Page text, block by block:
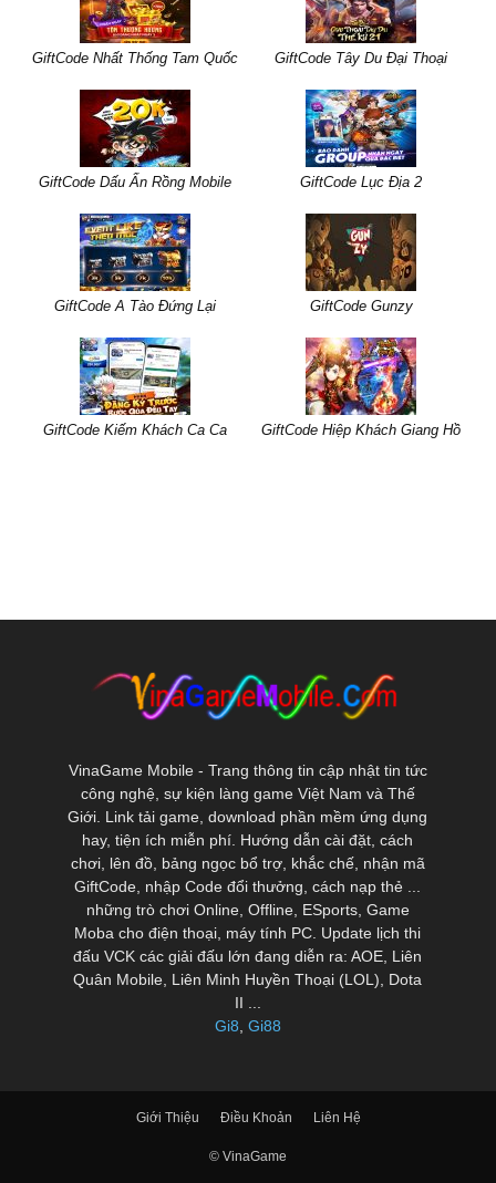
GiftCode Nhất Thống Tam Quốc GiftCode Tây Du Đại Thoại
GiftCode Dấu Ấn Rồng Mobile GiftCode Lục Địa 2
GiftCode A Tào Đứng Lại GiftCode Gunzy
GiftCode Kiếm Khách Ca Ca GiftCode Hiệp Khách Giang Hồ
VinaGame Mobile - Trang thông tin cập nhật tin tức
công nghệ, sự kiện làng game Việt Nam và Thế
Giới. Link tải game, download phần mềm ứng dụng
hay, tiện ích miễn phí. Hướng dẫn cài đặt, cách
chơi, lên đồ, bảng ngọc bổ trợ, khắc chế, nhận mã
GiftCode, nhập Code đổi thưởng, cách nạp thẻ ...
những trò chơi Online, Offline, ESports, Game
Moba cho điện thoại, máy tính PC. Update lịch thi
đấu VCK các giải đấu lớn đang diễn ra: AOE, Liên
Quân Mobile, Liên Minh Huyền Thoại (LOL), Dota
II ...
Gi8 Gi88
Giới Thiệu Điều Khoản Liên Hệ
© VinaGame